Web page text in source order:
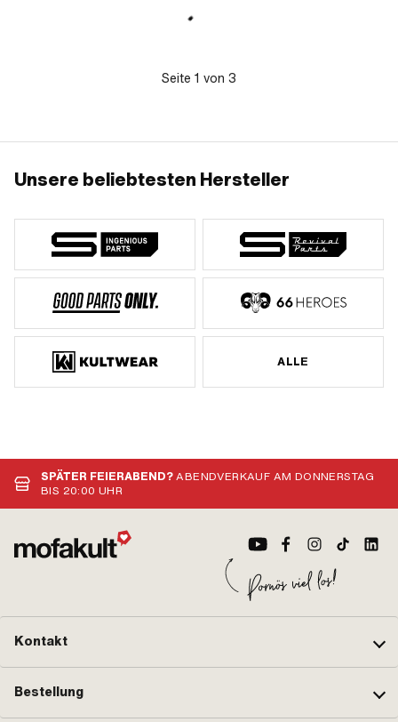
Seite 1 von 3
Unsere beliebtesten Hersteller
ALLE
SPÄTER FEIERABEND?ABENDVERKAUF AM DONNERSTAG
BIS 20:00 UHR
Kontakt
Bestellung